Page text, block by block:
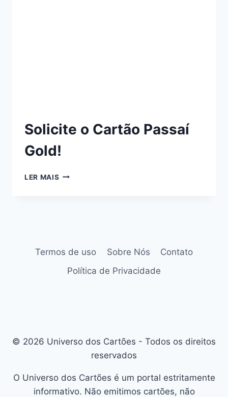
Solicite o Cartão Passaí
Gold!
LER MAIS
Termos de uso Sobre Nós
Contato
Política de Privacidade
© 2026 Universo dos Cartões - Todos os direitos
reservados
O Universo dos Cartões é um portal estritamente
informativo. Não emitimos cartões, não